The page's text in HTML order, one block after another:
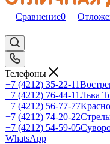
Сравнение0
Телефоны
+7 (4212) 35-22-11
+7 (4212) 76-44-11Льва
+7 (4212) 56-77-77
+7 (4212) 74-20-22
+7 (4212) 54-59-05
WhatsApp